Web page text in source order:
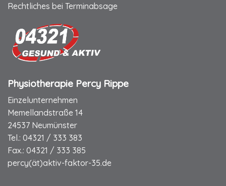
Rechtliches bei Terminabsage
Physiotherapie Percy Rippe
Einzelunternehmen
Memellandstraße 14
24537 Neumünster
Tel.: 04321 / 333 383
Fax.: 04321 / 333 385
percy(ät)aktiv-faktor-35.de